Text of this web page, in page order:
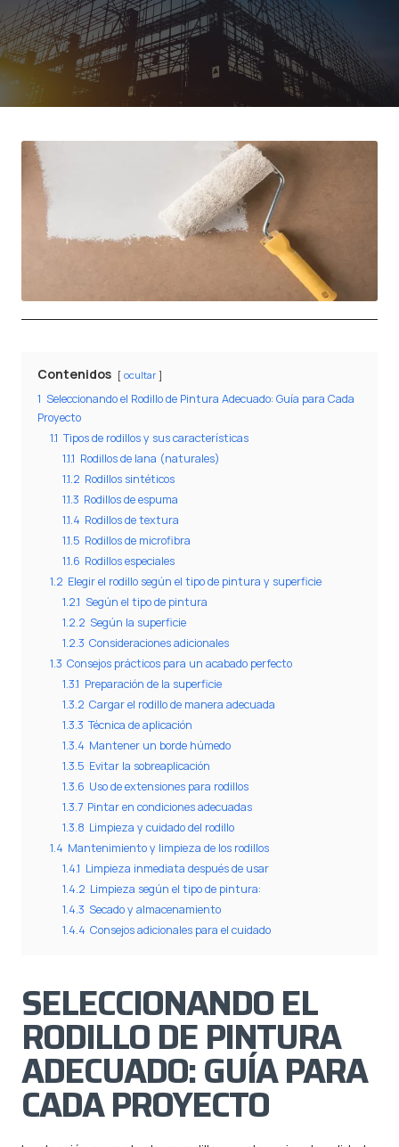
Contenidos ocultar
1 Seleccionando el Rodillo de Pintura Adecuado: Guía para Cada
Proyecto
1.1 Tipos de rodillos y sus características
1.1.1 Rodillos de lana (naturales)
1.1.2 Rodillos sintéticos
1.1.3 Rodillos de espuma
1.1.4 Rodillos de textura
1.1.5 Rodillos de microfibra
1.1.6 Rodillos especiales
1.2 Elegir el rodillo según el tipo de pintura y superficie
1.2.1 Según el tipo de pintura
1.2.2 Según la superficie
1.2.3 Consideraciones adicionales
1.3 Consejos prácticos para un acabado perfecto
1.3.1 Preparación de la superficie
1.3.2 Cargar el rodillo de manera adecuada
1.3.3 Técnica de aplicación
1.3.4 Mantener un borde húmedo
1.3.5 Evitar la sobreaplicación
1.3.6 Uso de extensiones para rodillos
1.3.7 Pintar en condiciones adecuadas
1.3.8 Limpieza y cuidado del rodillo
1.4 Mantenimiento y limpieza de los rodillos
1.4.1 Limpieza inmediata después de usar
1.4.2 Limpieza según el tipo de pintura:
1.4.3 Secado y almacenamiento
1.4.4 Consejos adicionales para el cuidado
SELECCIONANDO EL
RODILLO DE PINTURA
ADECUADO: GUÍA PARA
CADA PROYECTO